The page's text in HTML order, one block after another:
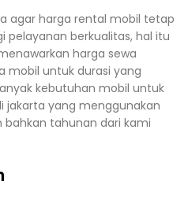
agar harga rental mobil tetap
berkualitas, hal itu
harga sewa
mobil untuk durasi yang
kebutuhan mobil untuk
jakarta yang menggunakan
tahunan dari kami